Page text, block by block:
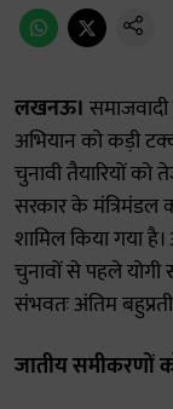
लखनऊ।
अभियान को कड़ी
चुनावी तैयारियों को
सरकार के मंत्रिमंडल
शामिल किया गया
चुनावों से पहले
संभवतः अंतिम
जातीय समीकरणों